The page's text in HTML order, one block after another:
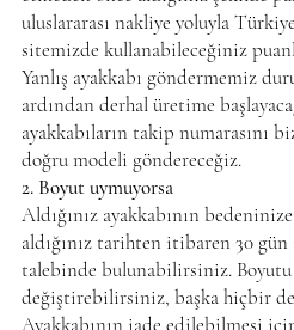
uluslararası nakliye yoluyla
sitemizde kullanabileceğiniz
Yanlış ayakkabı göndermemiz
ardından derhal üretime
ayakkabıların takip numarasını
doğru modeli göndereceğiz.
2. Boyut uymuyorsa
Aldığınız ayakkabının
aldığınız tarihten itibaren 30
talebinde bulunabilirsiniz. Boyutu
değiştirebilirsiniz, başka hiçbir
Ayakkabının iade edilebilmesi